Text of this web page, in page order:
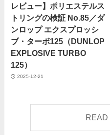
レビュー】ポリエステルス
トリングの検証 No.85／ダ
ンロップ エクスプロッシ
ブ・ターボ125（DUNLOP
EXPLOSIVE TURBO
125）
2025-12-21
READ